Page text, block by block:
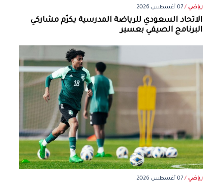
رياضي /07 أغسطس 2026
الاتحاد السعودي للرياضة المدرسية يكرّم مشاركي
البرنامج الصيفي بعسير
رياضي /07 أغسطس 2026